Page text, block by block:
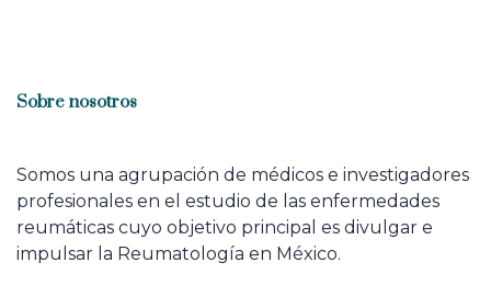
Sobre nosotros
Somos una agrupación de médicos e investigadores
profesionales en el estudio de las enfermedades
reumáticas cuyo objetivo principal es divulgar e
impulsar la Reumatología en México.